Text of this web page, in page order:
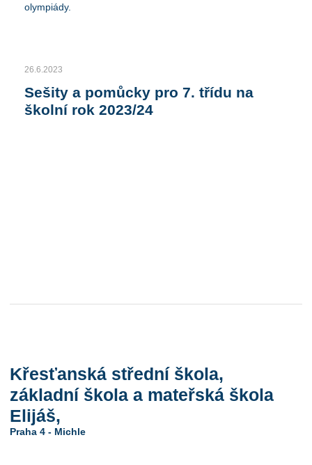
olympiády.
26.6.2023
Sešity a pomůcky pro 7. třídu na
školní rok 2023/24
Křesťanská střední škola,
základní škola a mateřská škola
Elijáš,
Praha 4 - Michle